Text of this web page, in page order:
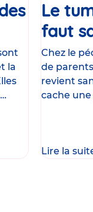
la
Le
faut
Chez le
de
revient
cache
Lire la